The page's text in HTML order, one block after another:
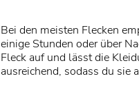
Bei den meisten Flecken
einige Stunden oder über
Fleck auf und lässt die
ausreichend, sodass du sie